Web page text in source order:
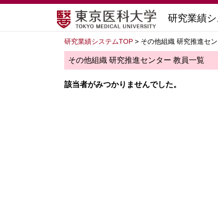
研究業績
研究業績システムTOP > その他組織 研究推進セ
その他組織 研究推進センター 教員一覧
該当者がみつかりませんでした。